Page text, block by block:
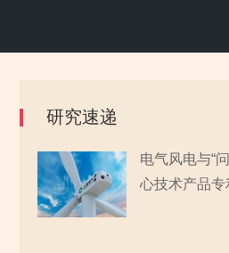
研究速递
电气风电与“
心技术产品